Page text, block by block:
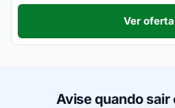
Ver oferta
Avise quando sair